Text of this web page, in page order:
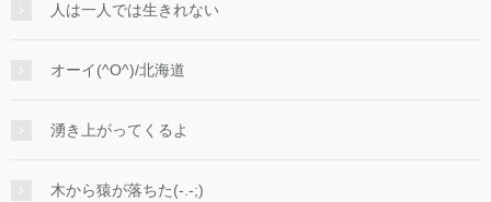
人は一人では生きれない
オーイ(^O^)/北海道
湧き上がってくるよ
木から猿が落ちた(-.-;)